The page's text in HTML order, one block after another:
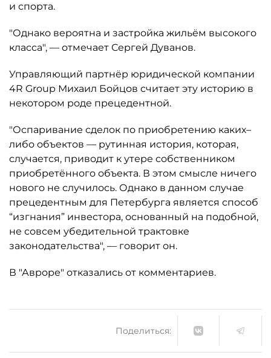
и спорта.
"Однако вероятна и застройка жильём высокого
класса", — отмечает Сергей Дуванов.
Управляющий партнёр юридической компании
4R Group Михаил Бойцов считает эту историю в
некотором роде прецедентной.
"Оспаривание сделок по приобретению каких–
либо объектов — рутинная история, которая,
случается, приводит к утере собственником
приобретённого объекта. В этом смысле ничего
нового не случилось. Однако в данном случае
прецедентным для Петербурга является способ
“изгнания” инвестора, основанный на подобной,
не совсем убедительной трактовке
законодательства", — говорит он.
В "Авроре" отказались от комментариев.
Поделиться: